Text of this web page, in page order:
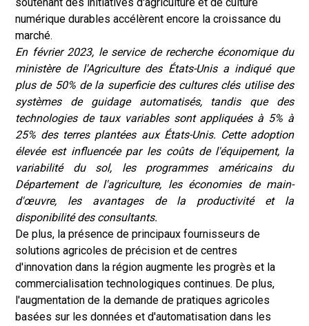
numérique durables accélèrent encore la croissance du
marché.
En février 2023, le service de recherche économique du
ministère de l'Agriculture des États-Unis a indiqué que
plus de 50% de la superficie des cultures clés utilise des
systèmes de guidage automatisés, tandis que des
technologies de taux variables sont appliquées à 5% à
25% des terres plantées aux États-Unis. Cette adoption
élevée est influencée par les coûts de l'équipement, la
variabilité du sol, les programmes américains du
Département de l'agriculture, les économies de main-
d'œuvre, les avantages de la productivité et la
disponibilité des consultants.
De plus, la présence de principaux fournisseurs de
solutions agricoles de précision et de centres
d'innovation dans la région augmente les progrès et la
commercialisation technologiques continues. De plus,
l'augmentation de la demande de pratiques agricoles
basées sur les données et d'automatisation dans les